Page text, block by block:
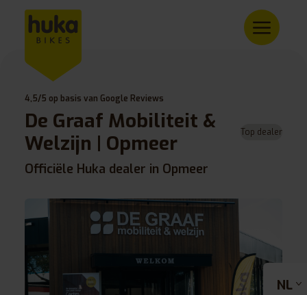
4,5/5 op basis van Google Reviews
De Graaf Mobiliteit &
Welzijn | Opmeer
Top dealer
Officiële Huka dealer in Opmeer
NL